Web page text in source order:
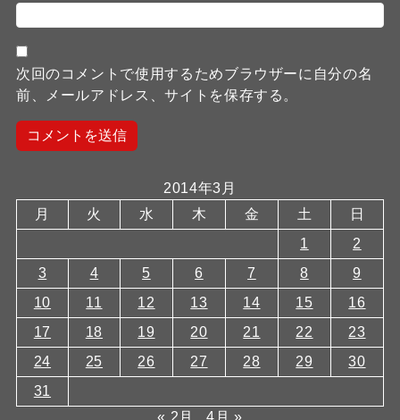
次回のコメントで使用するためブラウザーに自分の名
前、メールアドレス、サイトを保存する。
2014年3月
月
火 水 木 金 土
日
1
2
3
4 5 6 7 8
9
10
11 12 13 14 15
16
17
18 19 20 21 22
23
24
25 26 27 28 29
30
31
« 2月
4月 »